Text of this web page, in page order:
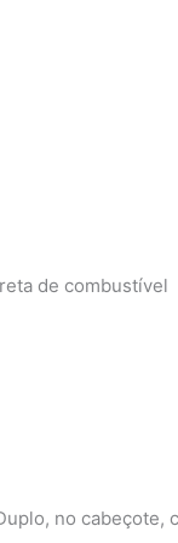
de combustível
no cabeçote,